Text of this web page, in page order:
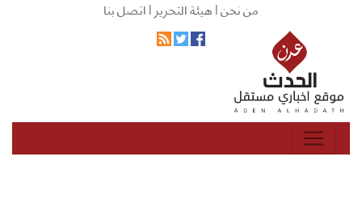
من نحن |هيئة التحرير |اتصل بنا